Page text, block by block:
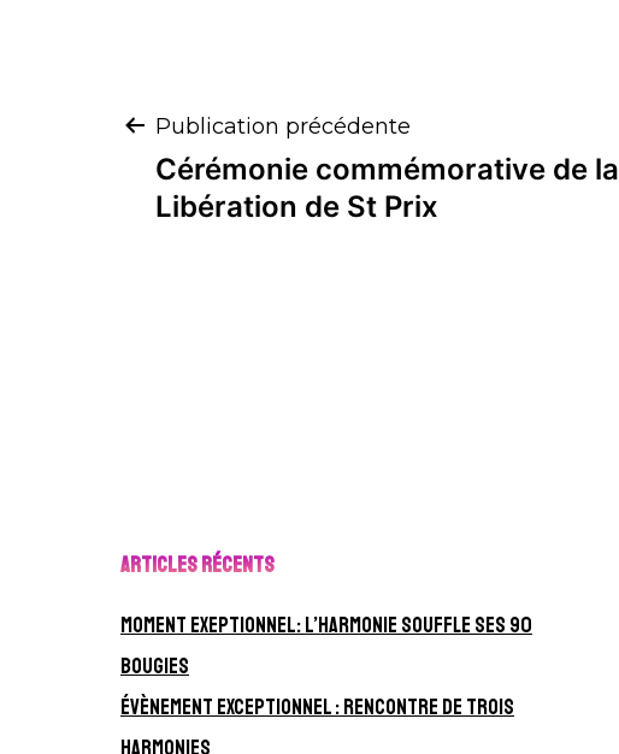
Publication précédente
Cérémonie commémorative de la
Libération de St Prix
Articles récents
Moment exeptionnel: L’harmonie souffle ses 90
bougies
Évènement exceptionnel : Rencontre de Trois
Harmonies